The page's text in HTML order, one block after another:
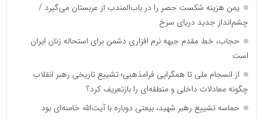
یمن هزینه شکست حصر را در باب‌المندب از عربستان می‌گیرد /
چشم‌انداز جدید دریای سرخ
حجاب، خط مقدم جبهه نرم افزاری دشمن برای استحاله زنان ایران
است
از انسجام ملی تا همگرایی فرامذهبی؛ تشییع تاریخی رهبر انقلاب
چگونه معادلات داخلی و منطقه‌ای را بازتعریف کرد؟
حماسه تشییع رهبر شهید، بیعتی دوباره با آیت‌الله خامنه‌ای بود